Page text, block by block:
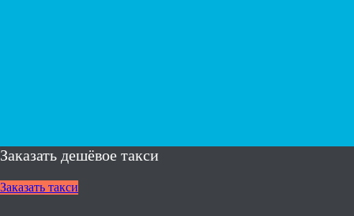
Заказать дешёвое такси
Заказать такси